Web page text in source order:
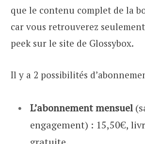
que le contenu complet de la
car vous retrouverez
peek sur le site de Glossybox.
Il y a 2 possibilités
L’abonnement mensuel
engagement) : 15,50€,